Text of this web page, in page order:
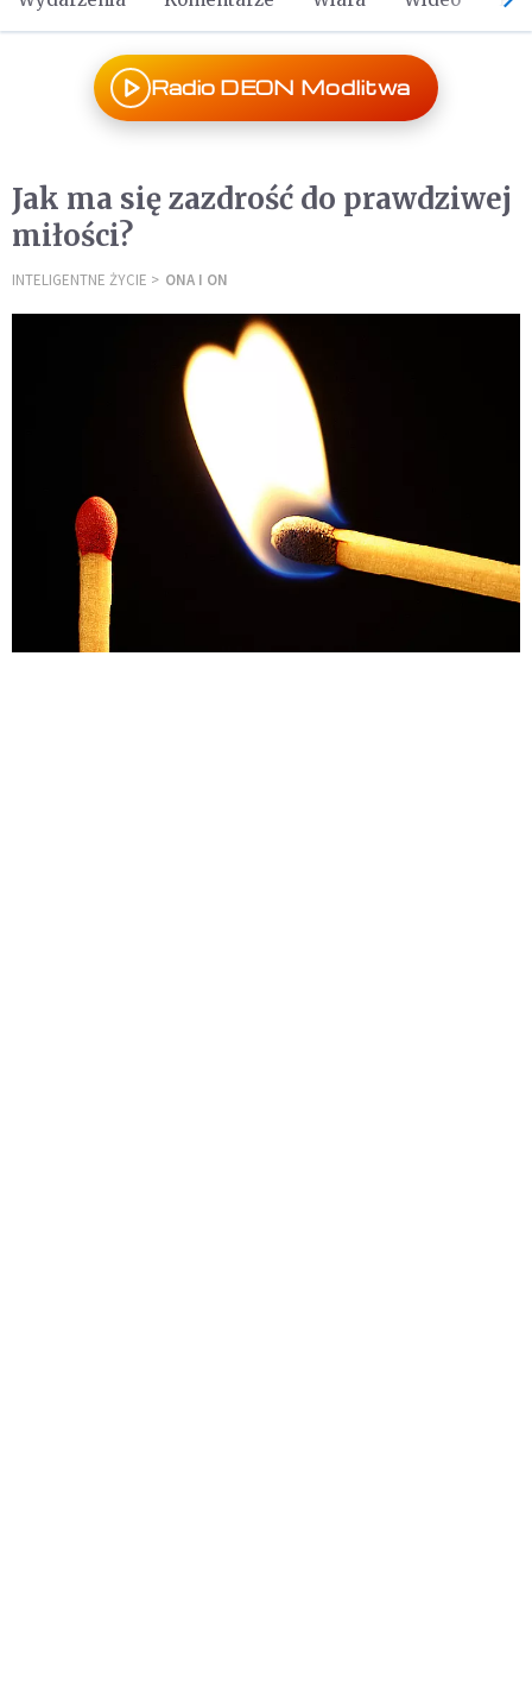
Radio DEON Modlitwa
Jak ma się zazdrość do prawdziwej
miłości?
INTELIGENTNE ŻYCIE ONA I ON